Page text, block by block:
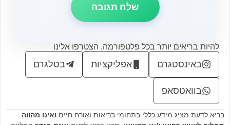
להיות בריאים יותר בכל פלטפורמה, הצטרפו אלינו
באינסטגרם אפליקציות בטלגרם
בוואטסאפ
בריא לדעת מציג מידע כללי בתחומי בריאות ואורח חיים ואינו מהווה